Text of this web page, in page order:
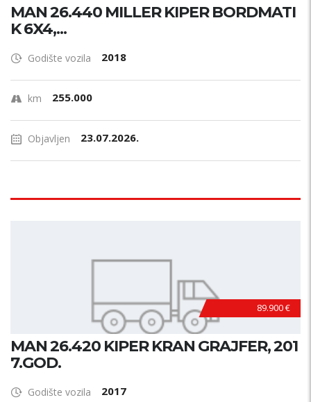
MAN 26.440 MILLER KIPER BORDMATI
K 6X4,...
Godište vozila 2018
km 255.000
Objavljen 23.07.2026.
89.900 €
MAN 26.420 KIPER KRAN GRAJFER, 201
7.GOD.
Godište vozila 2017